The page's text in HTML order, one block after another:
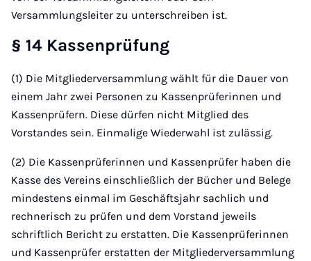
Versammlungsleiter zu unterschreiben ist.
§ 14 Kassenprüfung
(1) Die Mitgliederversammlung wählt für die Dauer von
einem Jahr zwei Personen zu Kassenprüferinnen und
Kassenprüfern. Diese dürfen nicht Mitglied des
Vorstandes sein. Einmalige Wiederwahl ist zulässig.
(2) Die Kassenprüferinnen und Kassenprüfer haben die
Kasse des Vereins einschließlich der Bücher und Belege
mindestens einmal im Geschäftsjahr sachlich und
rechnerisch zu prüfen und dem Vorstand jeweils
schriftlich Bericht zu erstatten. Die Kassenprüferinnen
und Kassenprüfer erstatten der Mitgliederversammlung